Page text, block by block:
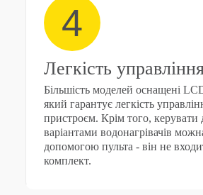
4
Легкість
Більшість моделей оснащені
який гарантує легкість
пристроєм. Крім того, керувати
варіантами водонагрівачів
допомогою пульта - він не
комплект.